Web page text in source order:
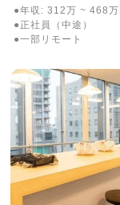
●年収:312万 ~468万
●正社員（中途）
●一部リモート